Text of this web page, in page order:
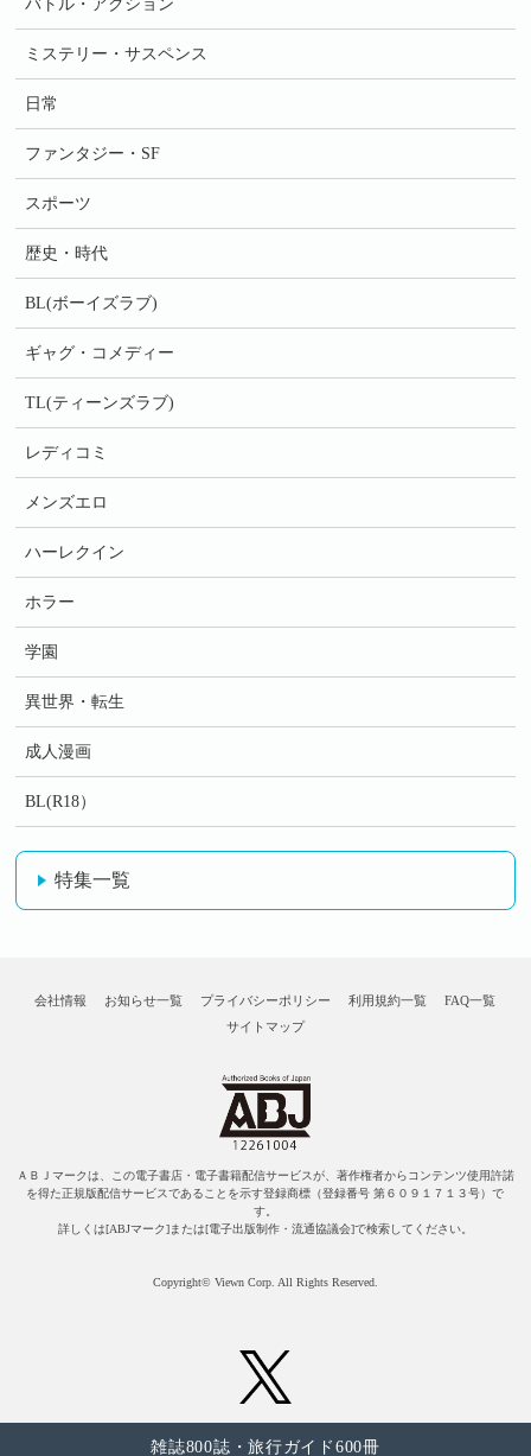
バトル・アクション
ミステリー・サスペンス
日常
ファンタジー・SF
スポーツ
歴史・時代
BL(ボーイズラブ)
ギャグ・コメディー
TL(ティーンズラブ)
レディコミ
メンズエロ
ハーレクイン
ホラー
学園
異世界・転生
成人漫画
BL(R18）
特集一覧
会社情報 お知らせ一覧 プライバシーポリシー 利用規約一覧
FAQ一覧
サイトマップ
ＡＢＪマークは、この電子書店・電子書籍配信サービスが、著作権者からコンテンツ使用許諾
を得た正規版配信サービスであることを示す登録商標（登録番号 第６０９１７１３号）で
す。
詳しくは[ABJマーク]または[電子出版制作・流通協議会]で検索してください。
Copyright© Viewn Corp. All Rights Reserved.
雑誌800誌・旅行ガイド600冊